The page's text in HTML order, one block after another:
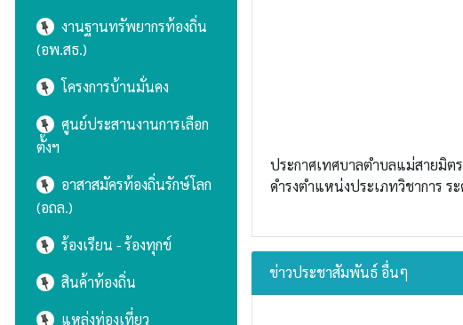
งานฐานทรัพยากรท้องถิ่น
(อพ.สธ.)
โครงการบ้านมั่นคง
ศูนย์ประสานงานการเลือก
ตั้งฯ
อาสาสมัครท้องถิ่นรักษ์โลก
(อถล.)
ร้องเรียน - ร้องทุกข์
สินค้าท้องถิ่น
แหล่งท่องเที่ยว
ประกาศเทศบาลตำบลแม่สายมิต
ดำรงตำแหน่งประเภทวิชาการ ร
ข่าวประชาสัมพันธ์ อื่นๆ